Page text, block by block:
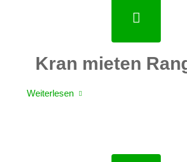
Kran mieten
Weiterlesen